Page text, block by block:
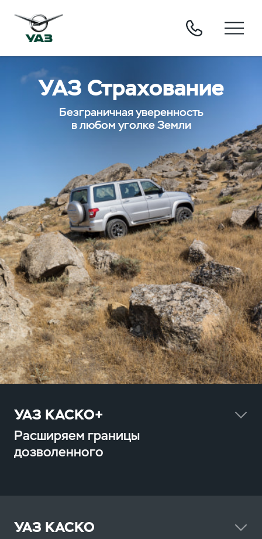
УАЗ Страхование
Безграничная уверенность
в любом уголке Земли
УАЗ КАСКО+
Расширяем границы
дозволенного
УАЗ КАСКО